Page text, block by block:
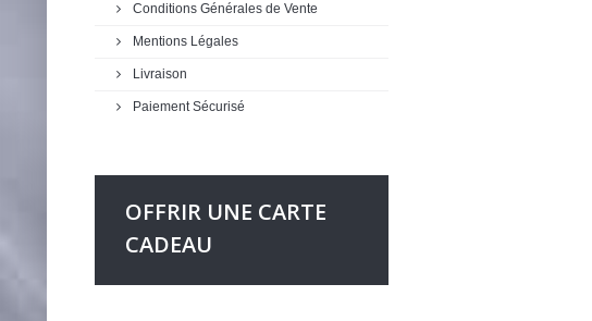
Conditions Générales de Vente
Mentions Légales
Livraison
Paiement Sécurisé
OFFRIR UNE CARTE
CADEAU